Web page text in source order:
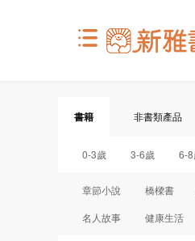
書籍 非書類產品
0-3歲 3-6歲 6-
章節小說 橋樑書
名人故事
健康生活